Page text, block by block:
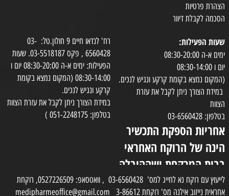
הצהרת פרטיות
הסכמה לקבלת דיוור
שעות הפעילות:
ימים א-ה 08:30-20:00
יום ו 08:30-14:00
(המקום נמצא בקומת קרקע ונגיש לנכים.
במידת הצורך ניתן לקבל את עזרת
הצוות
בטלפון: 03-6560428
אחריות הספקת התכשיר
הינה של הרוקח האחראי
בבית המרקחת ושההובלה
בפועל תעשה בעזרת
רח' לנדאו חיים 9 חולון.טל: 03-
6560428 , פקס 03-5518187. שעות
הפעילות: ימים א-ה 08:30-20:00 יום ו
08:30-14:00 (המקום נמצא בקומת
קרקע ונגיש לנכים.
במידת הצורך ניתן לקבל את עזרת הצוות
בטלפון: 051-2248175 )
לייעוץ עם רוקח נא לחייג למס' 03-6560428 , וואטסאפ: 0527226509, רוקחת
אחראית נייזוב אילנה מס' רוקחת 3-86612 medipharmeoffice@gmail.com